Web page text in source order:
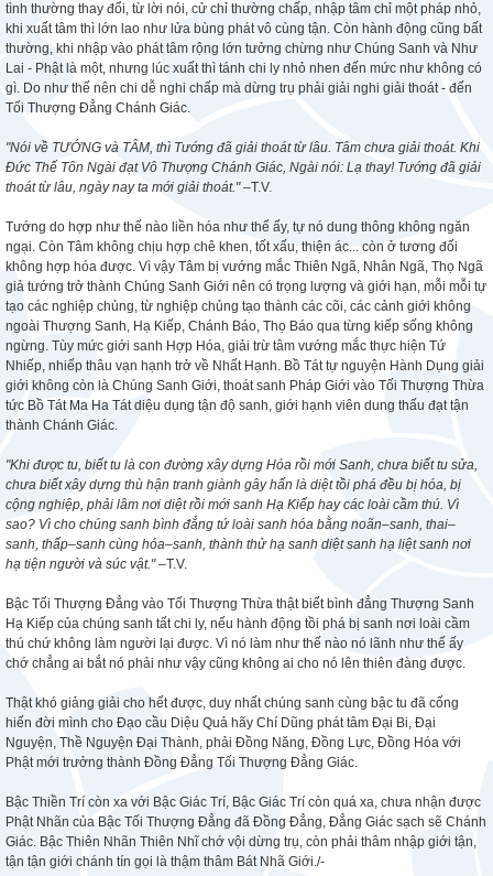
tình thường thay đổi, từ lời nói, cử chỉ thường chấp, nhập tâm chỉ một pháp nhỏ,
khi xuất tâm thì lớn lao như lửa bùng phát vô cùng tận. Còn hành động cũng bất
thường, khi nhập vào phát tâm rộng lớn tưởng chừng như Chúng Sanh và Như
Lai - Phật là một, nhưng lúc xuất thì tánh chi ly nhỏ nhen đến mức như không có
gì. Do như thế nên chi dễ nghi chấp mà dừng trụ phải giải nghi giải thoát - đến
Tối Thượng Đẳng Chánh Giác.
"Nói về TƯỚNG và TÂM, thì Tướng đã giải thoát từ lâu. Tâm chưa giải thoát. Khi
Đức Thế Tôn Ngài đạt Vô Thượng Chánh Giác, Ngài nói: Lạ thay! Tướng đã giải
thoát từ lâu, ngày nay ta mới giải thoát."–T.V.
Tướng do hợp như thế nào liền hóa như thế ấy, tự nó dung thông không ngăn
ngại. Còn Tâm không chịu hợp chê khen, tốt xấu, thiện ác... còn ở tương đối
không hợp hóa được. Vì vậy Tâm bị vướng mắc Thiên Ngã, Nhân Ngã, Thọ Ngã
giả tướng trở thành Chúng Sanh Giới nên có trọng lượng và giới hạn, mỗi mỗi tự
tạo các nghiệp chủng, từ nghiệp chủng tạo thành các cõi, các cảnh giới không
ngoài Thượng Sanh, Hạ Kiếp, Chánh Báo, Thọ Báo qua từng kiếp sống không
ngừng. Tùy mức giới sanh Hợp Hóa, giải trừ tâm vướng mắc thực hiện Tứ
Nhiếp, nhiếp thâu vạn hạnh trở về Nhất Hạnh. Bồ Tát tự nguyện Hành Dụng giải
giới không còn là Chúng Sanh Giới, thoát sanh Pháp Giới vào Tối Thượng Thừa
tức Bồ Tát Ma Ha Tát diệu dụng tận độ sanh, giới hạnh viên dung thấu đạt tận
thành Chánh Giác.
"Khi được tu, biết tu là con đường xây dựng Hóa rồi mới Sanh, chưa biết tu sửa,
chưa biết xây dựng thù hận tranh giành gây hấn là diệt tồi phá đều bị hóa, bị
cộng nghiệp, phải lâm nơi diệt rồi mới sanh Hạ Kiếp hay các loài cầm thú. Vì
sao? Vì cho chúng sanh bình đẳng tứ loài sanh hóa bằng noãn–sanh, thai–
sanh, thấp–sanh cùng hóa–sanh, thành thử hạ sanh diệt sanh hạ liệt sanh nơi
hạ tiện người và súc vật."–T.V.
Bậc Tối Thượng Đẳng vào Tối Thượng Thừa thật biết bình đẳng Thượng Sanh
Hạ Kiếp của chúng sanh tất chi ly, nếu hành động tồi phá bị sanh nơi loài cầm
thú chứ không làm người lại được. Vì nó làm như thế nào nó lãnh như thế ấy
chớ chẳng ai bắt nó phải như vậy cũng không ai cho nó lên thiên đàng được.
Thật khó giảng giải cho hết được, duy nhất chúng sanh cùng bậc tu đã cống
hiến đời mình cho Đạo cầu Diệu Quả hãy Chí Dũng phát tâm Đại Bi, Đại
Nguyện, Thề Nguyện Đại Thành, phải Đồng Năng, Đồng Lực, Đồng Hóa với
Phật mới trưởng thành Đồng Đẳng Tối Thượng Đẳng Giác.
Bậc Thiền Trí còn xa với Bậc Giác Trí, Bậc Giác Trí còn quá xa, chưa nhận được
Phật Nhãn của Bậc Tối Thượng Đẳng đã Đồng Đẳng, Đẳng Giác sạch sẽ Chánh
Giác. Bậc Thiên Nhãn Thiên Nhĩ chớ vội dừng trụ, còn phải thâm nhập giới tận,
tận tận giới chánh tín gọi là thậm thâm Bát Nhã Giới./-